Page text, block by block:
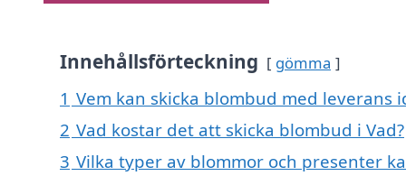
Innehållsförteckning gömma
1 Vem kan skicka blombud med leverans
2 Vad kostar det att skicka blombud i Vad?
3 Vilka typer av blommor och presenter